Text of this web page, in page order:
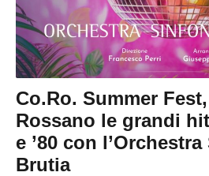
Co.Ro. Summer
Rossano le grandi
e ’80 con
Brutia